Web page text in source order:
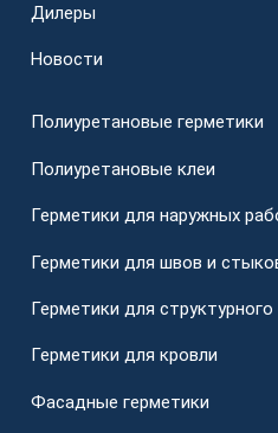
Дилеры
Новости
Полиуретановые герметики
Полиуретановые клеи
Герметики для наружных
Герметики для швов и
Герметики для структурного
Герметики для кровли
Фасадные герметики